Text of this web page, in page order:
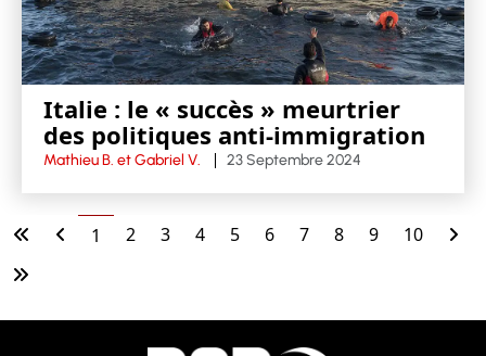
Italie : le « succès » meurtrier
des politiques anti-immigration
Mathieu B. et Gabriel V. 23 Septembre 2024
1 2 3 4 5 6 7 8 9 10